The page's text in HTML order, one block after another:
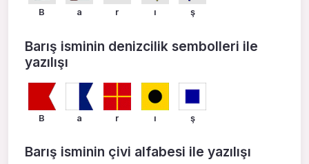
B a r ı ş
Barış isminin denizcilik sembolleri ile
yazılışı
B a r ı ş
Barış isminin çivi alfabesi ile yazılışı